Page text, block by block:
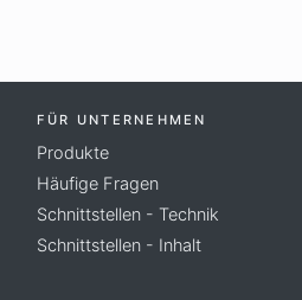
FÜR UNTERNEHMEN
Produkte
Häufige Fragen
Schnittstellen - Technik
Schnittstellen - Inhalt